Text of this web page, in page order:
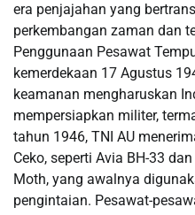
era penjajahan yang
perkembangan zaman dan
Penggunaan Pesawat
kemerdekaan 17 Agustus
keamanan mengharuskan
mempersiapkan militer,
tahun 1946, TNI AU
Ceko, seperti Avia BH-33
Moth, yang awalnya
pengintaian. Pesawat-